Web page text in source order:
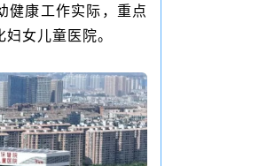
健康工作实际，重点
女儿童医院。